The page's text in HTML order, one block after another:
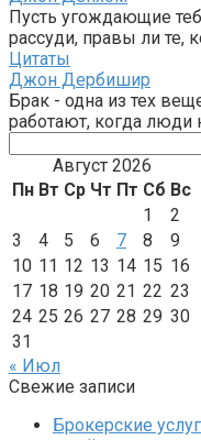
Пусть угождающие
рассуди, правы ли те,
Цитаты
Джон Дербишир
Брак - одна из тех
работают, когда люди
Август 2026
Пн Вт Ср Чт Пт Сб Вс
1
2
3
4 5 6 7 8
9
10 11 12 13 14 15 16
17 18 19 20 21 22 23
24 25 26 27 28 29 30
31
« Июл
Свежие записи
Брокерские